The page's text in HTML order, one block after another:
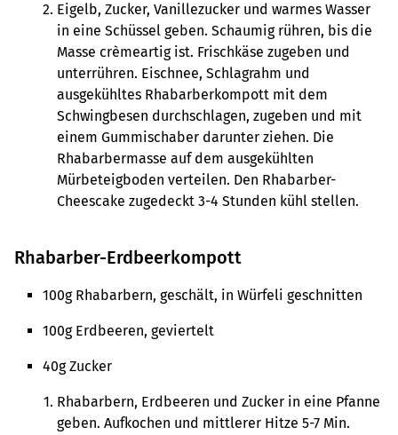
Eigelb, Zucker, Vanillezucker und warmes Wasser
in eine Schüssel geben. Schaumig rühren, bis die
Masse crèmeartig ist. Frischkäse zugeben und
unterrühren. Eischnee, Schlagrahm und
ausgekühltes Rhabarberkompott mit dem
Schwingbesen durchschlagen, zugeben und mit
einem Gummischaber darunter ziehen. Die
Rhabarbermasse auf dem ausgekühlten
Mürbeteigboden verteilen. Den Rhabarber-
Cheescake zugedeckt 3-4 Stunden kühl stellen.
Rhabarber-Erdbeerkompott
100g Rhabarbern, geschält, in Würfeli geschnitten
100g Erdbeeren, geviertelt
40g Zucker
Rhabarbern, Erdbeeren und Zucker in eine Pfanne
geben. Aufkochen und mittlerer Hitze 5-7 Min.